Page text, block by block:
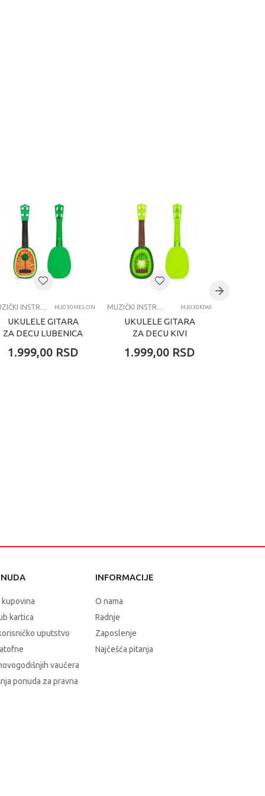
MUZIČKI INSTRUMENTI MJ030MELON
UKULELE GITARA
ZA DECU LUBENICA
1.999,00 RSD
MUZIČKI INSTRUMENTI MJ030KIWI
UKULELE GITARA
ZA DECU KIVI
1.999,00 RSD
kartica
uputstvo
vaučera
ponuda za pravna
INFORMACIJE
O nama
Radnje
Zaposlenje
Najčešća pitanja